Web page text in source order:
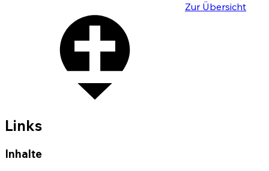
Zur Übersicht
Links
Inhalte